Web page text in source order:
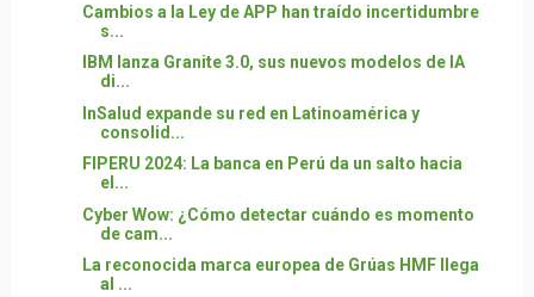
Cambios a la Ley de APP han traído incertidumbre
s...
IBM lanza Granite 3.0, sus nuevos modelos de IA
di...
InSalud expande su red en Latinoamérica y
consolid...
FIPERU 2024: La banca en Perú da un salto hacia
el...
Cyber Wow: ¿Cómo detectar cuándo es momento
de cam...
La reconocida marca europea de Grúas HMF llega
al ...